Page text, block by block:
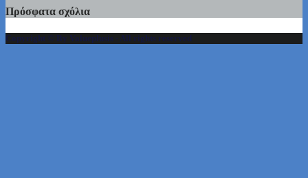
Πρόσφατα σχόλια
Copyright © By Valueplusis - All rights reserved